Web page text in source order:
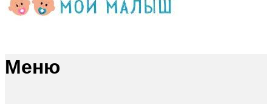
Меню